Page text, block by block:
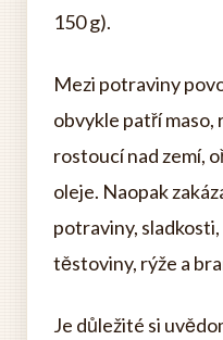
150 g).
Mezi potraviny
obvykle patří maso,
rostoucí nad zemí,
oleje. Naopak
potraviny,
těstoviny, rýže a
Je důležité si